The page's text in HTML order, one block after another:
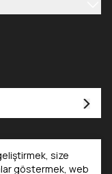
size
göstermek, web